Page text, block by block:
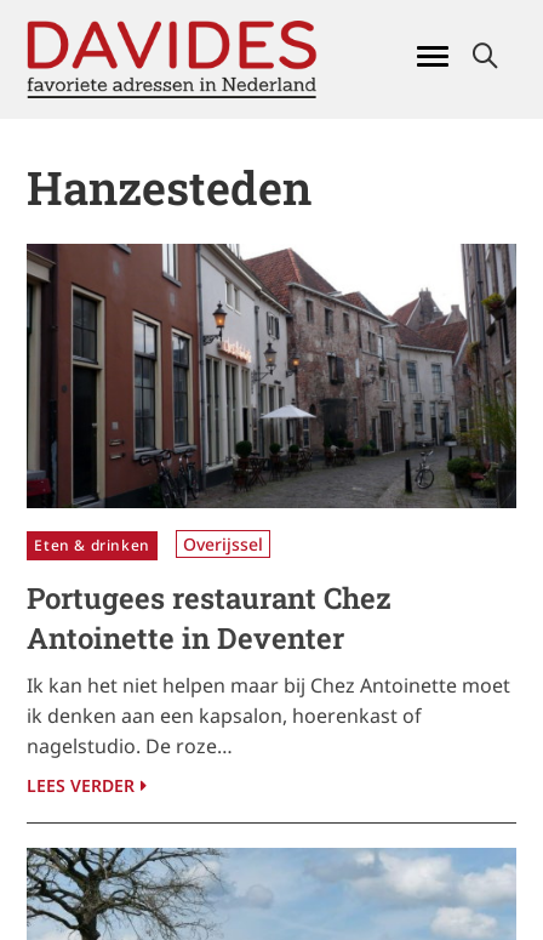
Hanzesteden
Eten & drinken Overijssel
Portugees restaurant Chez
Antoinette in Deventer
Ik kan het niet helpen maar bij Chez Antoinette moet
ik denken aan een kapsalon, hoerenkast of
nagelstudio. De roze…
LEES VERDER